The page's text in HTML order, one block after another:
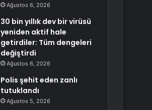
Ağustos 6, 2026
30 bin yıllık dev bir virüsü
yeniden aktif hale
getirdiler: Tüm dengeleri
değiştirdi
Ağustos 6, 2026
Polis şehit eden zanlı
tutuklandı
Ağustos 5, 2026